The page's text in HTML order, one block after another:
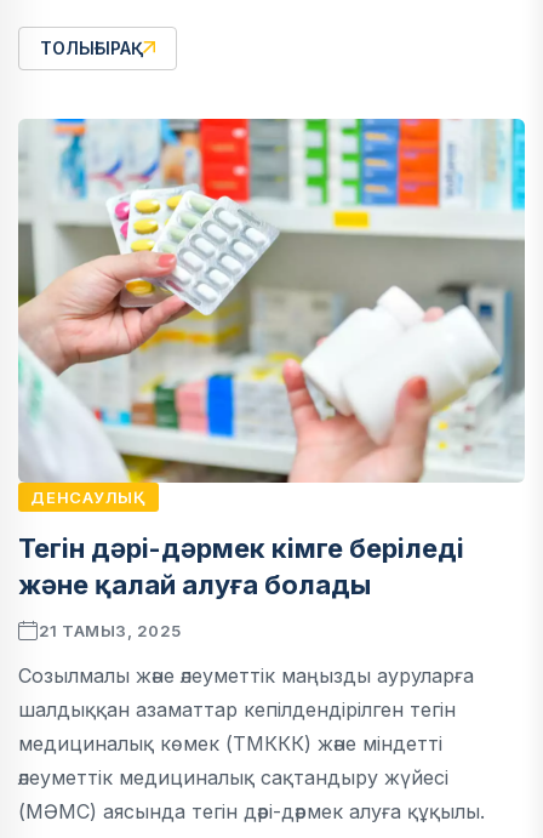
ТОЛЫҒЫРАҚ
ДЕНСАУЛЫҚ
Тегін дәрі-дәрмек кімге беріледі
және қалай алуға болады
21 ТАМЫЗ, 2025
Созылмалы және әлеуметтік маңызды ауруларға
шалдыққан азаматтар кепілдендірілген тегін
медициналық көмек (ТМККК) және міндетті
әлеуметтік медициналық сақтандыру жүйесі
(МӘМС) аясында тегін дәрі-дәрмек алуға құқылы.